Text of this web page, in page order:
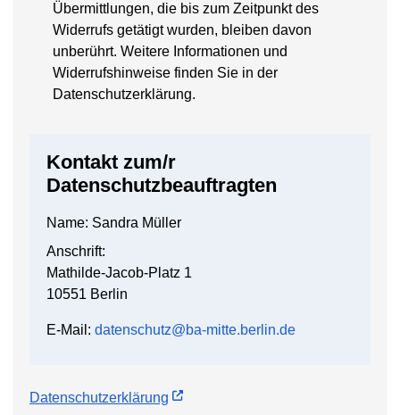
Übermittlungen, die bis zum Zeitpunkt des
Widerrufs getätigt wurden, bleiben davon
unberührt. Weitere Informationen und
Widerrufshinweise finden Sie in der
Datenschutzerklärung.
Kontakt zum/r
Datenschutzbeauftragten
Name: Sandra Müller
Anschrift:
Mathilde-Jacob-Platz 1
10551 Berlin
E-Mail: datenschutz@ba-mitte.berlin.de
Datenschutzerklärung